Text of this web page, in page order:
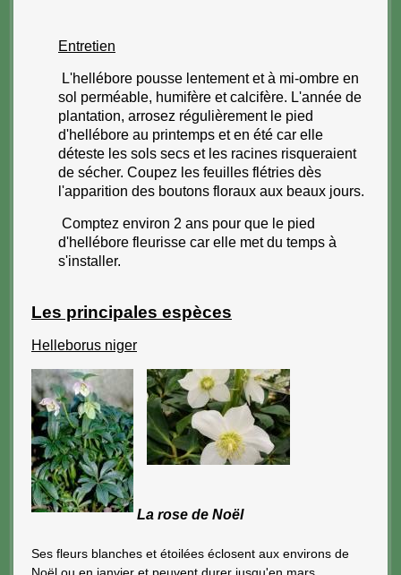
Entretien
L'hellébore pousse lentement et à mi-ombre en
sol perméable, humifère et calcifère. L'année de
plantation, arrosez régulièrement le pied
d'hellébore au printemps et en été car elle
déteste les sols secs et les racines risqueraient
de sécher. Coupez les feuilles flétries dès
l'apparition des boutons floraux aux beaux jours.
Comptez environ 2 ans pour que le pied
d'hellébore fleurisse car elle met du temps à
s'installer.
Les principales espèces
Helleborus niger
La rose de Noël
Ses fleurs blanches et étoilées éclosent aux environs de